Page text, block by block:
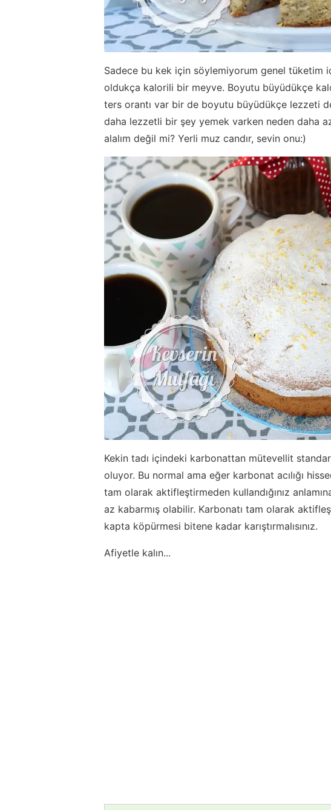
Sadece bu kek için söylemiyorum genel tüketim
oldukça kalorili bir meyve. Boyutu büyüdükçe
ters orantı var bir de boyutu büyüdükçe lezzeti
daha lezzetli bir şey yemek varken neden daha
alalım değil mi? Yerli muz candır, sevin onu:)
Kekin tadı içindeki karbonattan mütevellit
oluyor. Bu normal ama eğer karbonat acılığı
tam olarak aktifleştirmeden kullandığınız
az kabarmış olabilir. Karbonatı tam olarak
kapta köpürmesi bitene kadar karıştırmalısınız.
Afiyetle kalın...